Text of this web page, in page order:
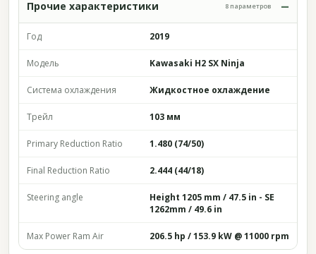
Прочие характеристики 8 параметров
Год 2019
Модель Kawasaki H2 SX Ninja
Система охлаждения Жидкостное охлаждение
Трейл 103 мм
Primary Reduction Ratio 1.480 (74/50)
Final Reduction Ratio 2.444 (44/18)
Steering angle
Height 1205 mm / 47.5 in - SE
1262mm / 49.6 in
Max Power Ram Air 206.5 hp / 153.9 kW @ 11000 rpm